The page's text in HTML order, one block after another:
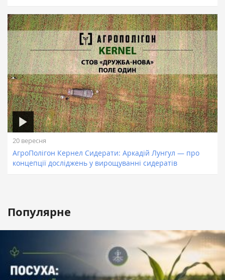
20 вересня
АгроПолігон Кернел Сидерати: Аркадій Лунгул — про
концепції досліджень у вирощуванні сидератів
Популярне